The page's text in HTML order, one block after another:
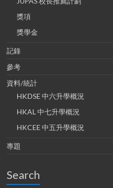
獎項
獎學金
記錄
參考
資料/統計
HKDSE 中六升學概況
HKAL 中七升學概況
HKCEE 中五升學概況
專題
Search